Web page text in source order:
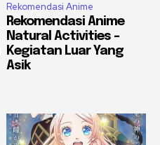
Rekomendasi Anime
Rekomendasi Anime
Natural Activities –
Kegiatan Luar Yang
Asik